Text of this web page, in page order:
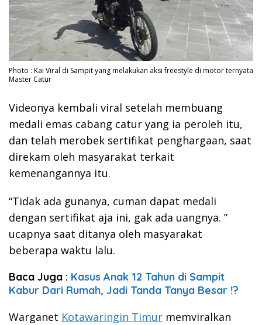
Photo : Kai Viral di Sampit yang melakukan aksi freestyle di motor ternyata
Master Catur
Videonya kembali viral setelah membuang
medali emas cabang catur yang ia peroleh itu,
dan telah merobek sertifikat penghargaan, saat
direkam oleh masyarakat terkait
kemenangannya itu.
“Tidak ada gunanya, cuman dapat medali
dengan sertifikat aja ini, gak ada uangnya. ”
ucapnya saat ditanya oleh masyarakat
beberapa waktu lalu.
Baca Juga : Kasus Anak 12 Tahun di Sampit
Kabur Dari Rumah, Jadi Tanda Tanya Besar !?
Warganet Kotawaringin Timur memviralkan